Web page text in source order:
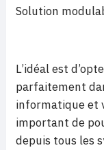
Solution
L’idéal est
parfaitement
informatique et
important de
depuis tous les